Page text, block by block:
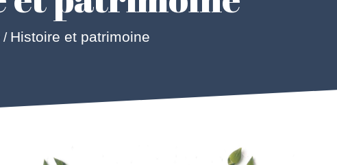
/ Histoire et patrimoine